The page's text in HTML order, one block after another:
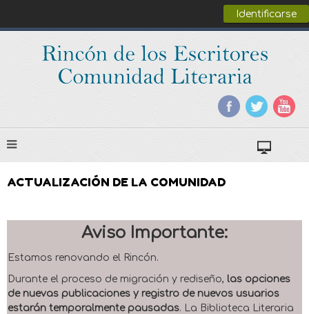
Identificarse
ACTUALIZACIÓN DE LA COMUNIDAD
Aviso Importante:
Estamos renovando el Rincón.
Durante el proceso de migración y rediseño, las opciones
de nuevas publicaciones y registro de nuevos usuarios
estarán temporalmente pausadas. La Biblioteca Literaria